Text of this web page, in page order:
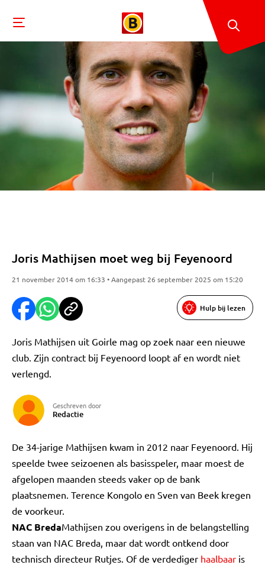
Joris Mathijsen moet weg bij Feyenoord
21 november 2014 om 16:33 • Aangepast 26 september 2025 om 15:20
Hulp bij lezen
Joris Mathijsen uit Goirle mag op zoek naar een nieuwe
club. Zijn contract bij Feyenoord loopt af en wordt niet
verlengd.
Geschreven door
Redactie
De 34-jarige Mathijsen kwam in 2012 naar Feyenoord. Hij
speelde twee seizoenen als basisspeler, maar moest de
afgelopen maanden steeds vaker op de bank
plaatsnemen. Terence Kongolo en Sven van Beek kregen
de voorkeur.
NAC BredaMathijsen zou overigens in de belangstelling
staan van NAC Breda, maar dat wordt ontkend door
technisch directeur Rutjes. Of de verdediger haalbaar is